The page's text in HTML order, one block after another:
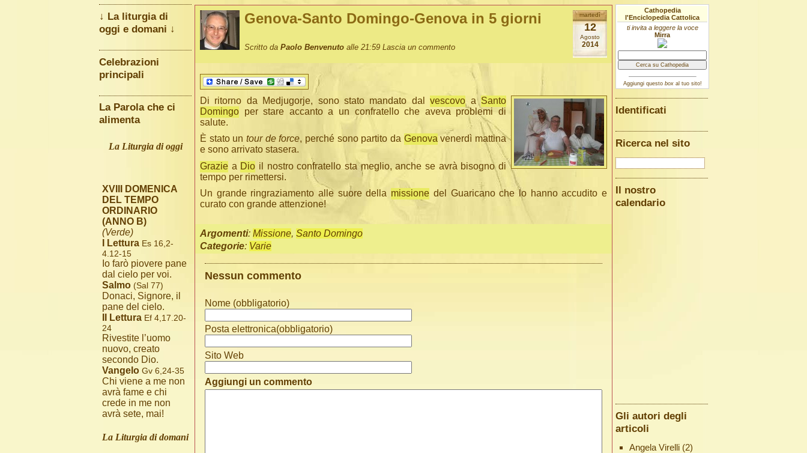
martedì
12
Agosto
2014
Genova-Santo Domingo-Genova in 5 giorni
Scritto da Paolo Benvenuto alle 21:59 Lascia un commento
Di ritorno da Medjugorje, sono stato mandato dalvescovo a Santo
Domingo per stare accanto a un confratello che aveva problemi di
salute.
È stato un tour de force, perché sono partito da Genova venerdì mattina
e sono arrivato stasera.
Grazie a Dio il nostro confratello sta meglio, anche se avrà bisogno di
tempo per rimettersi.
Un grande ringraziamento alle suore della missione del Guaricano che lo hanno accudito e
curato con grande attenzione!
Argomenti: Missione, Santo Domingo
Categorie: Varie
Nessun commento
Nome (obbligatorio)
Posta elettronica(obbligatorio)
Sito Web
Aggiungi un commento
↓ La liturgia di
oggi e domani ↓
Celebrazioni
principali
La Parola che ci
alimenta
La Liturgia di oggi
XVIII DOMENICA
DEL TEMPO
ORDINARIO
(ANNO B)
(Verde)
I Lettura Es 16,2-
4.12-15
Io farò piovere pane
dal cielo per voi.
Salmo (Sal 77)
Donaci, Signore, il
pane del cielo.
II Lettura Ef 4,17.20-
24
Rivestite l’uomo
nuovo, creato
secondo Dio.
Vangelo Gv 6,24-35
Chi viene a me non
avrà fame e chi
crede in me non
avrà sete, mai!
La Liturgia di domani
Cathopedia
l'Enciclopedia Cattolica
ti invita a leggere la voce
Mirra
Aggiungi questo boxal tuo sito!
Identificati
Ricerca nel sito
Il nostro
calendario
Gli autori degli
articoli
Angela Virelli(2)